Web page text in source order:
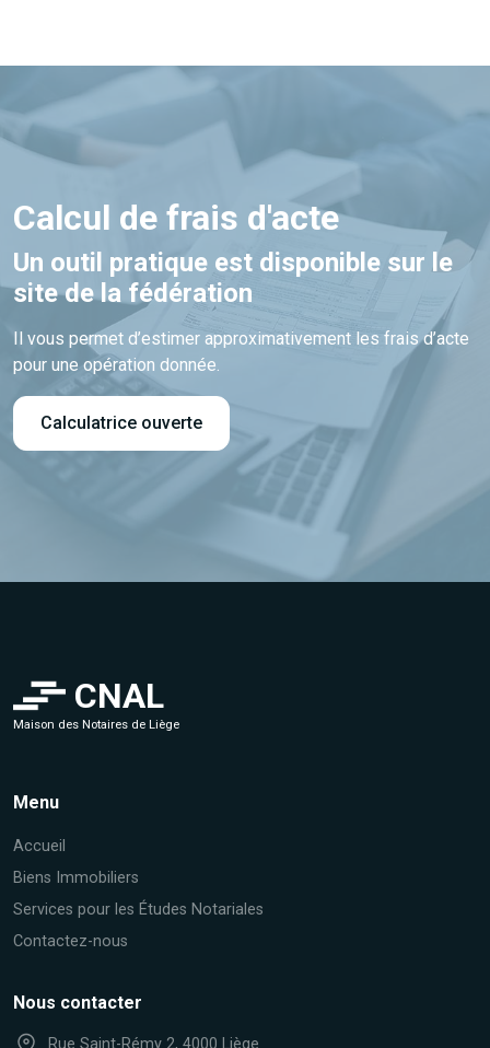
Calcul de frais d'acte
Un outil pratique est disponible sur le
site de la fédération
Il vous permet d’estimer approximativement les frais d’acte
pour une opération donnée.
Calculatrice ouverte
CNAL
Maison des Notaires de Liège
Menu
Accueil
Biens Immobiliers
Services pour les Études Notariales
Contactez-nous
Nous contacter
Rue Saint-Rémy 2, 4000 Liège